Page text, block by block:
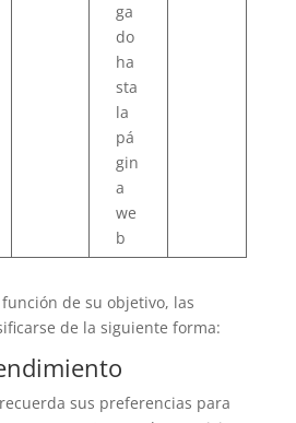
ga
do
ha
sta
la
pá
gin
a
we
b
de su objetivo, las
de la siguiente forma:
sus preferencias para